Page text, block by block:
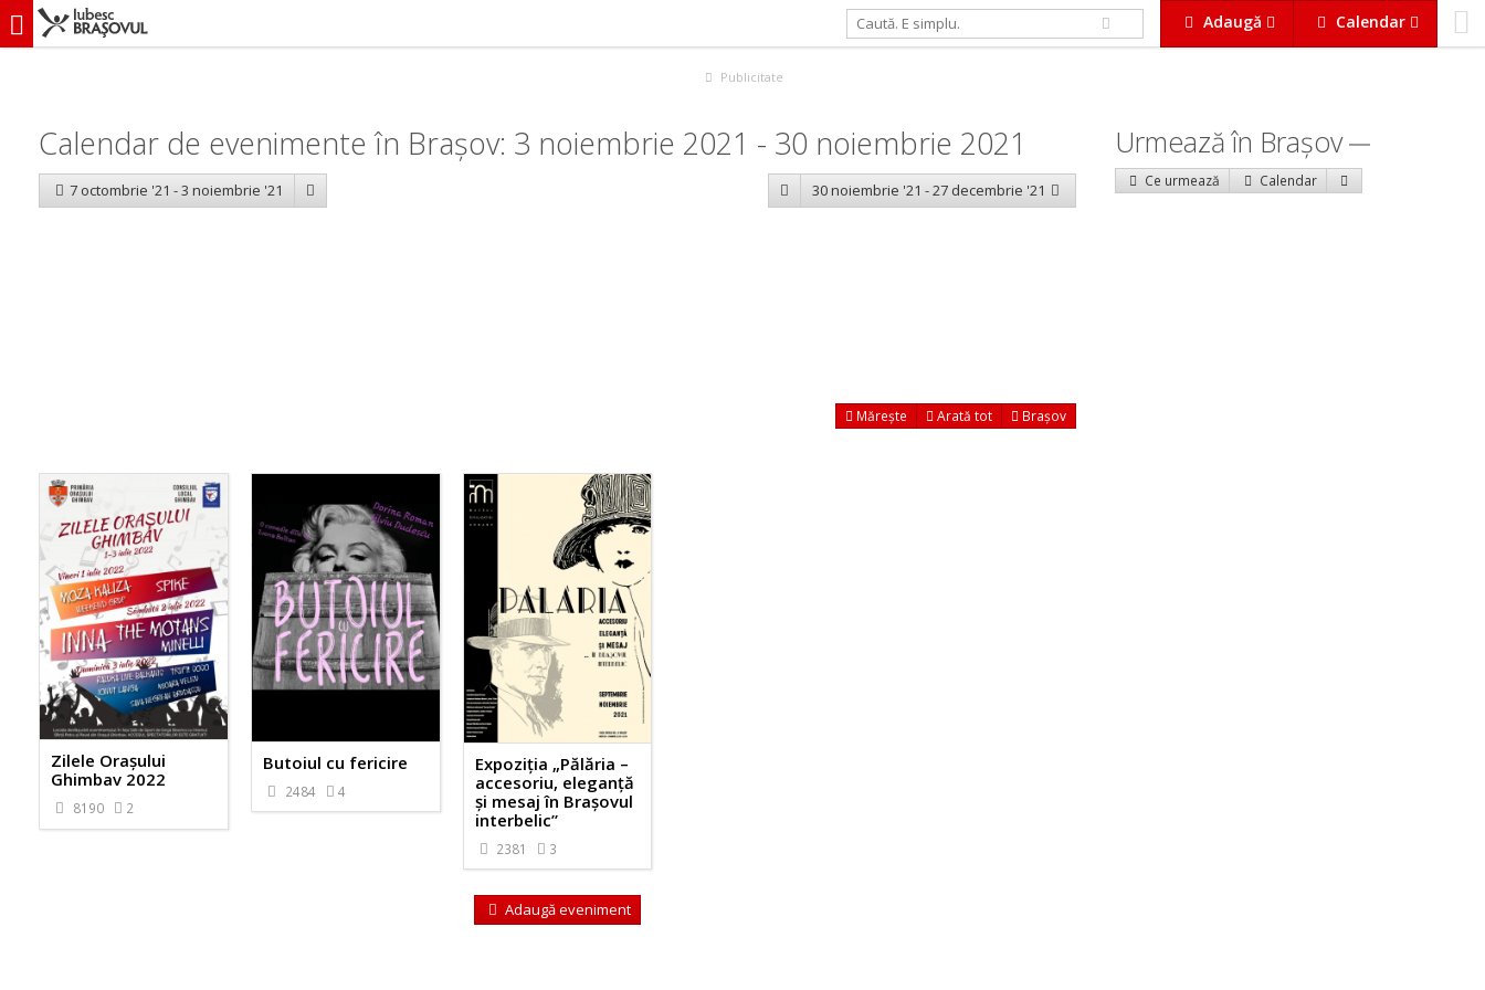
Adaugă Calendar
iubescbraşovul.ro
Publicitate
Calendar de evenimente în Brașov: 3 noiembrie 2021 - 30 noiembrie 2021
7 octombrie '21 - 3 noiembrie '21 30 noiembrie '21 - 27 decembrie '21
Mărește Arată tot Brașov
Zilele Orașului
Ghimbav 2022
8190 2
Butoiul cu fericire
2484 4
Expoziția „Pălăria –
accesoriu, eleganță
și mesaj în Brașovul
interbelic”
2381 3
Adaugă eveniment
Urmează în Braşov
Ce urmează Calendar